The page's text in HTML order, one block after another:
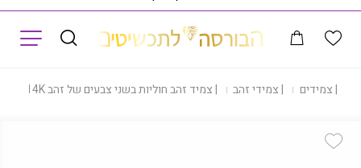
|צמידים |צמידי זהב |צמיד זהב חוליות בשני צבעים של זהב 14K, דגם B361-MF951